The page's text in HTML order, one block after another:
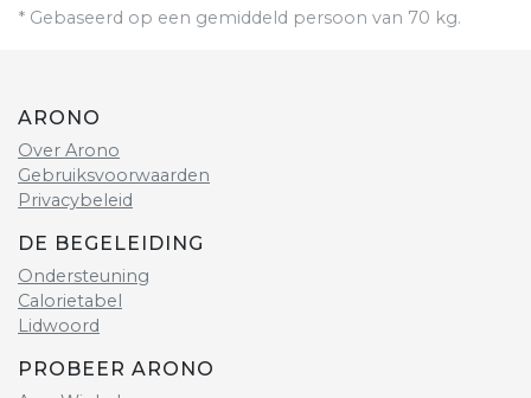
* Gebaseerd op een gemiddeld persoon van 70 kg.
ARONO
Over Arono
Gebruiksvoorwaarden
Privacybeleid
DE BEGELEIDING
Ondersteuning
Calorietabel
Lidwoord
PROBEER ARONO